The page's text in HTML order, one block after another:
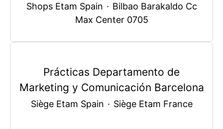
Shops Etam Spain · Bilbao Barakaldo Cc
Max Center 0705
Prácticas Departamento de
Marketing y Comunicación Barcelona
Siège Etam Spain · Siège Etam France